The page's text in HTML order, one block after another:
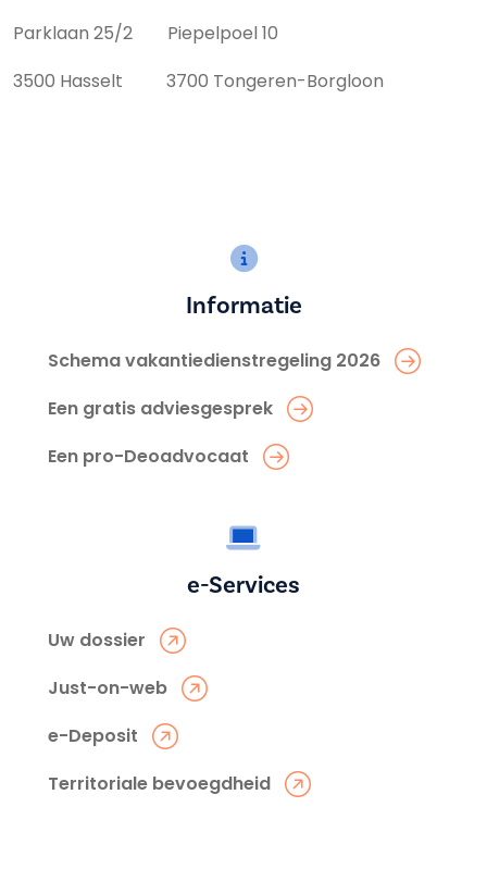
Parklaan 25/2 Piepelpoel 10
3500 Hasselt 3700 Tongeren-Borgloon
Informatie
Schema vakantiedienstregeling 2026
Een gratis adviesgesprek
Een pro-Deoadvocaat
e-Services
Uw dossier
Just-on-web
e-Deposit
Territoriale bevoegdheid